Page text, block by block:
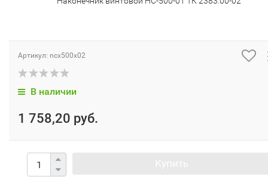
Артикул: ncx500x02
В наличии
1 758,20 руб.